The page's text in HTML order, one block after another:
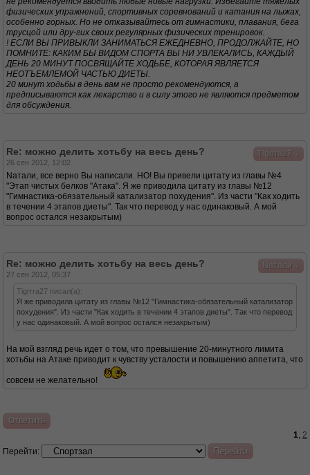
физических упражнений, спортивных соревнований и катания на лыжах,
особенно горных. Но не отказывайтесь от гимнастики, плавания, бега
трусцой или дру-гих своих регулярных физических тренировок.
! ЕСЛИ ВЫ ПРИВЫКЛИ ЗАНИМАТЬСЯ ЕЖЕДНЕВНО, ПРОДОЛЖАЙТЕ, НО
ПОМНИТЕ: КАКИМ БЫ ВИДОМ СПОРТА ВЫ НИ УВЛЕКАЛИСЬ, КАЖДЫЙ
ДЕНЬ 20 МИНУТ ПОСВЯЩАЙТЕ ХОДЬБЕ, КОТОРАЯ ЯВЛЯЕТСЯ
НЕОТЪЕМЛЕМОЙ ЧАСТЬЮ ДИЕТЫ.
20 минут ходьбы в день вам не просто рекомендуются, а
предписываются как лекарство и в силу этого не являются предметом
для обсуждения.
Tigrrra27
Re: можно делить хотьбу на весь день?
26 сен 2012, 12:02
Nатали, все верно Вы написали. НО! Вы привели цитату из главы №4
"Этап чистых белков "Атака". Я же приводила цитату из главы №12
"Гимнастика-обязательный катализатор похудения". Из части "Как ходить
в течении 4 этапов диеты". Так что перевод у нас одинаковый. А мой
вопрос остался незакрытым)
Nатали
Re: можно делить хотьбу на весь день?
27 сен 2012, 05:37
Tigrrra27 писал(а):
Я же приводила цитату из главы №12 "Гимнастика-обязательный катализатор
похудения". Из части "Как ходить в течении 4 этапов диеты". Так что перевод
у нас одинаковый. А мой вопрос остался незакрытым)
На мой взгляд речь идет о том, что превышение 20-минутного лимита
хотьбы на Атаке приводит к чувству усталости и повышению аппетита, что
совсем не желательно!
Ответить
1, 2
Перейти: